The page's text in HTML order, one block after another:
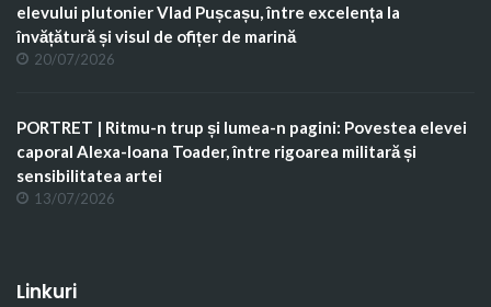
elevului plutonier Vlad Pușcașu, între excelența la
învățătură și visul de ofițer de marină
20/07/2026
PORTRET | Ritmu-n trup și lumea-n pagini: Povestea elevei
caporal Alexa-Ioana Toader, între rigoarea militară și
sensibilitatea artei
13/07/2026
Linkuri